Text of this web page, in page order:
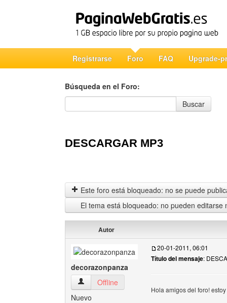
Registrarse Foro FAQ Upgrade-
Búsqueda en el Foro:
Búsqueda en el Foro
Buscar
DESCARGAR MP3
Este foro está bloqueado: no se puede
El tema está bloqueado: no pueden editarse
Autor
decorazonpanza
decorazonpanza Ver perfil del usuario
Offline
Nuevo
20-01-2011, 06:01
Título del mensaje:
Hola amigos del foro!